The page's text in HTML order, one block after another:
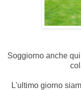
Soggiorno anche
L'ultimo giorno